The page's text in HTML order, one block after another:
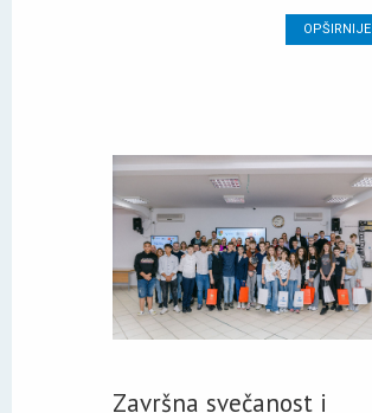
OPŠIRNIJE
Završna svečanost i